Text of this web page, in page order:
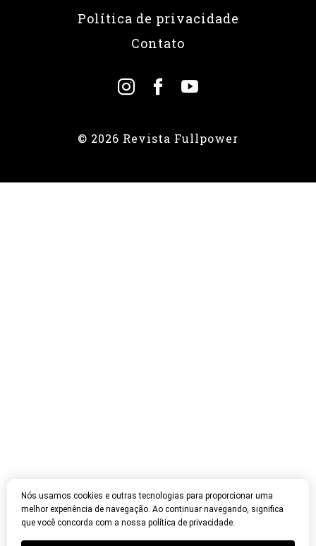
Nós usamos cookies e outras tecnologias para proporcionar uma
melhor experiência de navegação. Ao continuar navegando, significa
que você concorda com a nossa política de privacidade.